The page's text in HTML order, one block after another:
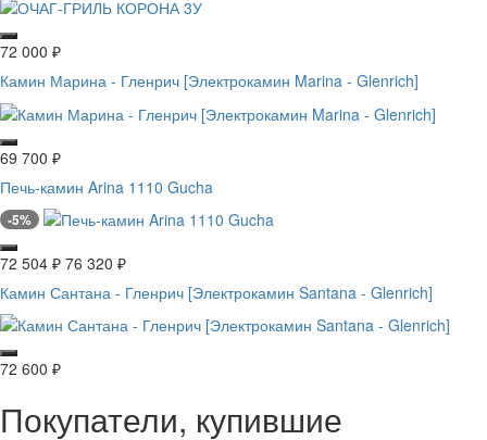
72 000 ₽
Камин Марина - Гленрич [Электрокамин Marina - Glenrich]
69 700 ₽
Печь-камин Arina 1110 Gucha
-5%
72 504 ₽ 76 320 ₽
Камин Сантана - Гленрич [Электрокамин Santana - Glenrich]
72 600 ₽
Покупатели, купившие